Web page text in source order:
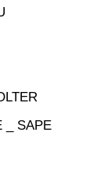
_ SAPE